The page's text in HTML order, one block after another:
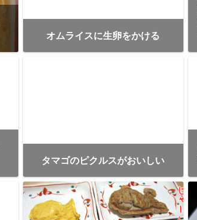
オムライスに生卵をかける
タマゴのピクルスがおいしい